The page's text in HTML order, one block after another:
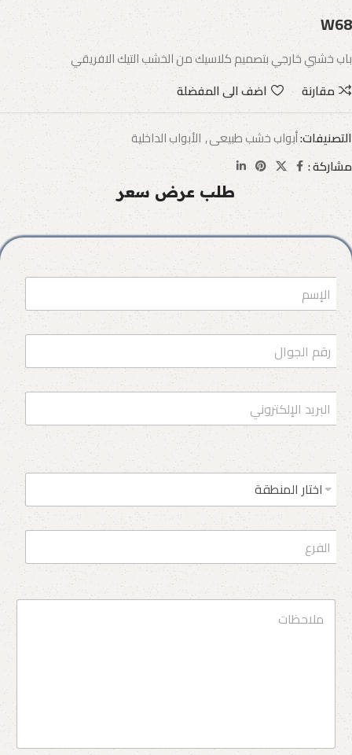
W68
باب خشبي خارجي بتصميم كلاسيك من الخشب التيك الافريقي
مقارنة
اضف الى المفضلة
التصنيفات:أبواب خشب طبيعى, الأبواب الداخلية
مشاركة :
طلب عرض سعر